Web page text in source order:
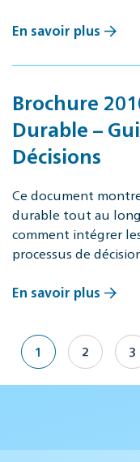
En savoir plus
Brochure
Durable –
Décisions
Ce document
durable tout au
comment intégrer
processus de
En savoir plus
1 2 3